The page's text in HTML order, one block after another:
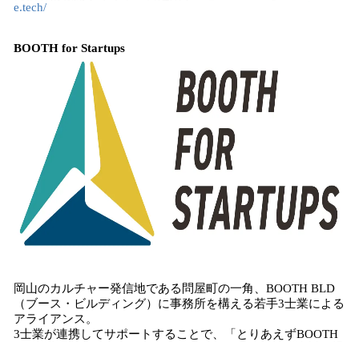
e.tech/
BOOTH for Startups
岡山のカルチャー発信地である問屋町の一角、BOOTH BLD
（ブース・ビルディング）に事務所を構える若手3士業による
アライアンス。
3士業が連携してサポートすることで、「とりあえずBOOTH